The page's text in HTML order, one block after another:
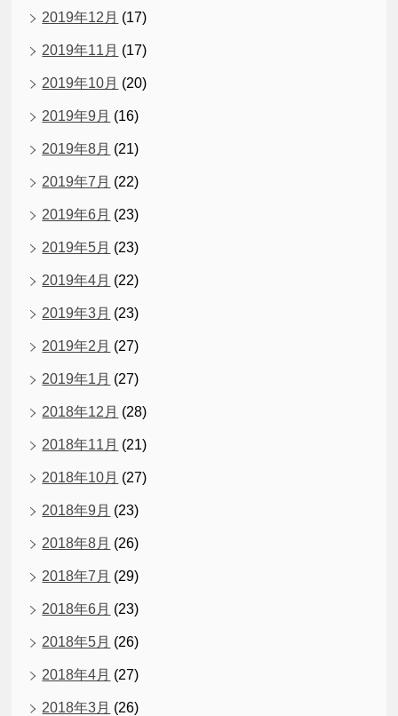
2019年12月 (17)
2019年11月 (17)
2019年10月 (20)
2019年9月 (16)
2019年8月 (21)
2019年7月 (22)
2019年6月 (23)
2019年5月 (23)
2019年4月 (22)
2019年3月 (23)
2019年2月 (27)
2019年1月 (27)
2018年12月 (28)
2018年11月 (21)
2018年10月 (27)
2018年9月 (23)
2018年8月 (26)
2018年7月 (29)
2018年6月 (23)
2018年5月 (26)
2018年4月 (27)
2018年3月 (26)